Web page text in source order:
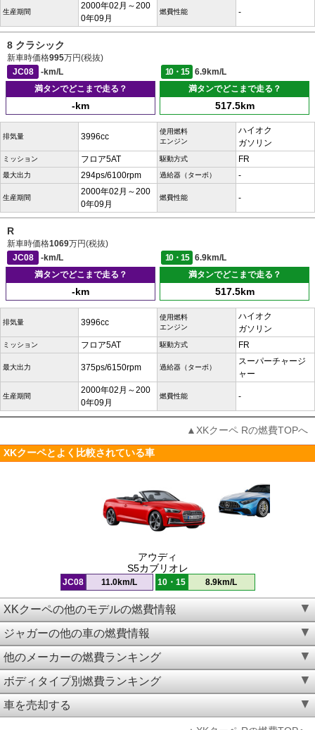
生産期間
2000年02月～200
0年09月
燃費性能 -
8 クラシック
新車時価格995万円(税抜)
JC08
-km/L 10・15
6.9km/L
満タンでどこまで走る？
-km
満タンでどこまで走る？
517.5km
排気量 3996cc
使用燃料
エンジン
ハイオク
ガソリン
ミッション フロア5AT 駆動方式 FR
最大出力 294ps/6100rpm 過給器（ターボ） -
生産期間
2000年02月～200
0年09月
燃費性能 -
R
新車時価格1069万円(税抜)
JC08
-km/L 10・15
6.9km/L
満タンでどこまで走る？
-km
満タンでどこまで走る？
517.5km
排気量 3996cc
使用燃料
エンジン
ハイオク
ガソリン
ミッション フロア5AT 駆動方式 FR
最大出力 375ps/6150rpm 過給器（ターボ）
スーパーチャージ
ャー
生産期間
2000年02月～200
0年09月
燃費性能 -
▲XKクーペ Rの燃費TOPへ
XKクーペとよく比較されている車
アウディ
S5カブリオレ
JC08 11.0km/L 10・15 8.9km/L
XKクーペの他のモデルの燃費情報
ジャガーの他の車の燃費情報
他のメーカーの燃費ランキング
ボディタイプ別燃費ランキング
車を売却する